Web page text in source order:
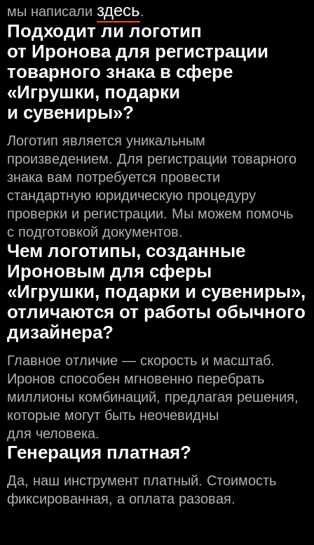
мы написали здесь.
Подходит ли логотип
от Иронова для регистрации
товарного знака в сфере
«Игрушки, подарки
и сувениры»?
Логотип является уникальным
произведением. Для регистрации товарного
знака вам потребуется провести
стандартную юридическую процедуру
проверки и регистрации. Мы можем помочь
с подготовкой документов.
Чем логотипы, созданные
Ироновым для сферы
«Игрушки, подарки и сувениры»,
отличаются от работы обычного
дизайнера?
Главное отличие — скорость и масштаб.
Иронов способен мгновенно перебрать
миллионы комбинаций, предлагая решения,
которые могут быть неочевидны
для человека.
Генерация платная?
Да, наш инструмент платный. Стоимость
фиксированная, а оплата разовая.